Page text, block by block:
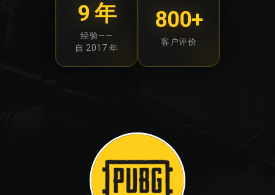
9 年
经验——
自 2017 年
800+
客户评价